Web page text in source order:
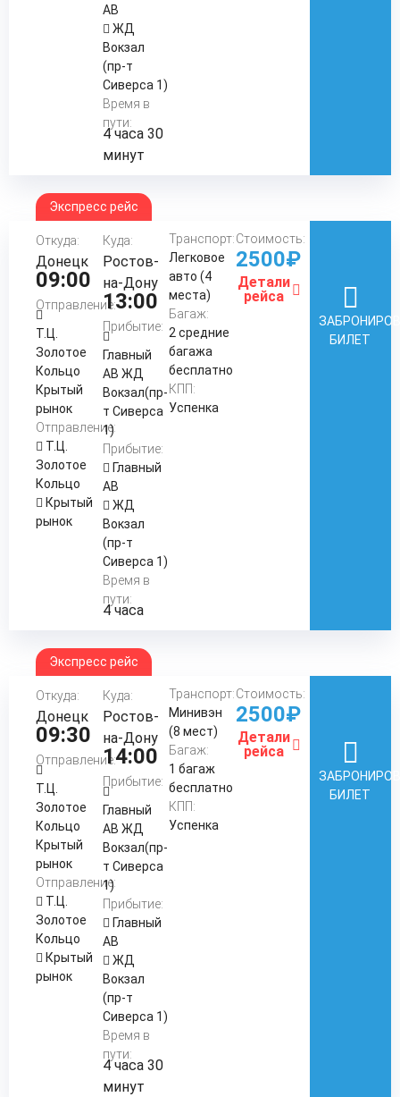
АВ
ЖД
Вокзал
(пр-т
Сиверса 1)
Время в
пути:
4 часа 30
минут
Экспресс рейс
Откуда:
Донецк
09:00
Отправление:
Т.Ц.
Золотое
Кольцо
Крытый
рынок
Отправление:
Т.Ц.
Золотое
Кольцо
Крытый
рынок
Куда:
Ростов-
на-Дону
13:00
Прибытие:
Главный
АВ ЖД
Вокзал(пр-
т Сиверса
1)
Прибытие:
Главный
АВ
ЖД
Вокзал
(пр-т
Сиверса 1)
Время в
пути:
4 часа
Транспорт:
Легковое
авто (4
места)
Багаж:
2 средние
багажа
бесплатно
КПП:
Успенка
Стоимость:
2500₽
Детали
рейса
БИЛЕТ
Экспресс рейс
Откуда:
Донецк
09:30
Отправление:
Т.Ц.
Золотое
Кольцо
Крытый
рынок
Отправление:
Т.Ц.
Золотое
Кольцо
Крытый
рынок
Куда:
Ростов-
на-Дону
14:00
Прибытие:
Главный
АВ ЖД
Вокзал(пр-
т Сиверса
1)
Прибытие:
Главный
АВ
ЖД
Вокзал
(пр-т
Сиверса 1)
Время в
пути:
4 часа 30
минут
Транспорт:
Минивэн
(8 мест)
Багаж:
1 багаж
бесплатно
КПП:
Успенка
Стоимость:
2500₽
Детали
рейса
БИЛЕТ